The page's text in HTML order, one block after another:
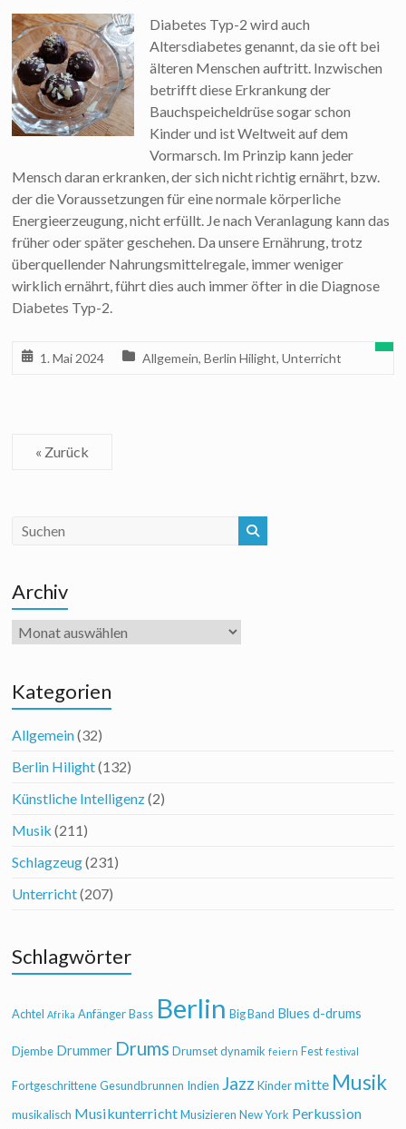
Diabetes Typ-2 wird auch
Altersdiabetes genannt, da sie oft bei
älteren Menschen auftritt. Inzwischen
betrifft diese Erkrankung der
Bauchspeicheldrüse sogar schon
Kinder und ist Weltweit auf dem
Vormarsch. Im Prinzip kann jeder
Mensch daran erkranken, der sich nicht richtig ernährt, bzw.
der die Voraussetzungen für eine normale körperliche
Energieerzeugung, nicht erfüllt. Je nach Veranlagung kann das
früher oder später geschehen. Da unsere Ernährung, trotz
überquellender Nahrungsmittelregale, immer weniger
wirklich ernährt, führt dies auch immer öfter in die Diagnose
Diabetes Typ-2.
1. Mai 2024 Allgemein,Berlin Hilight,Unterricht
« Zurück
Archiv
Archiv
Kategorien
Allgemein(32)
Berlin Hilight(132)
Künstliche Intelligenz(2)
Musik (211)
Schlagzeug(231)
Unterricht(207)
Schlagwörter
Achtel Afrika Anfänger Bass Berlin Big Band Blues d-drums
Djembe Drummer Drums Drumset dynamik feiern Fest festival
Fortgeschrittene Gesundbrunnen Indien Jazz Kinder mitte Musik
musikalisch Musikunterricht Musizieren New York Perkussion